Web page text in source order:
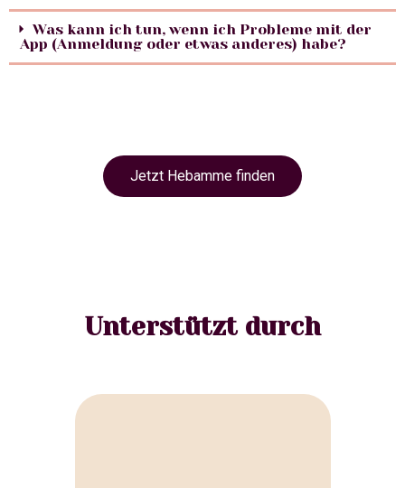
Was kann ich tun, wenn ich Probleme mit der
App (Anmeldung oder etwas anderes) habe?
Jetzt Hebamme finden
Unterstützt durch